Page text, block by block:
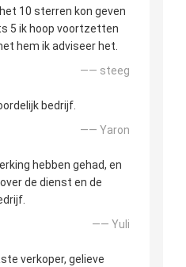
10 sterren kon geven
5 ik hoop voortzetten
hem ik adviseer het.
—— steeg
bedrijf.
—— Yaron
hebben gehad, en
de dienst en de
—— Yuli
verkoper, gelieve